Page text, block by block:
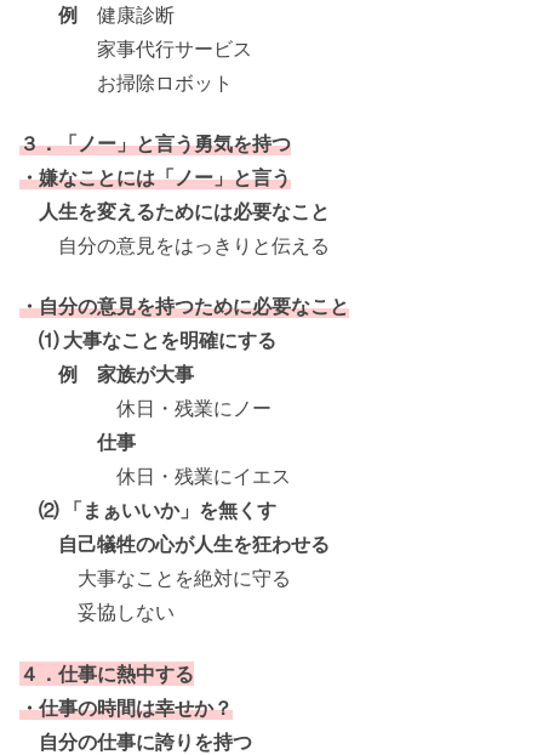
例 健康診断
家事代行サービス
お掃除ロボット
３．「ノー」と言う勇気を持つ
・嫌なことには「ノー」と言う
人生を変えるためには必要なこと
自分の意見をはっきりと伝える
・自分の意見を持つために必要なこと
⑴ 大事なことを明確にする
例 家族が大事
休日・残業にノー
仕事
休日・残業にイエス
⑵ 「まぁいいか」を無くす
自己犠牲の心が人生を狂わせる
大事なことを絶対に守る
妥協しない
４．仕事に熱中する
・仕事の時間は幸せか？
自分の仕事に誇りを持つ